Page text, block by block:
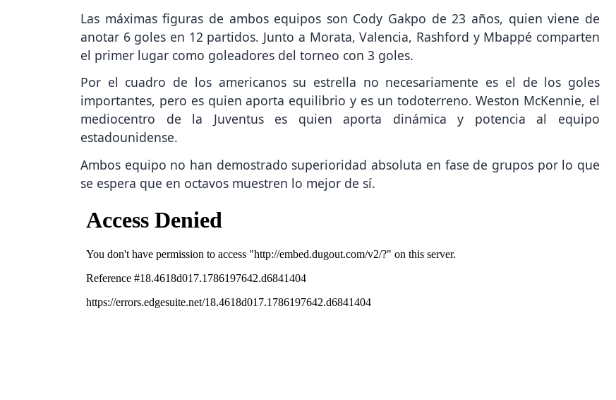
Las máximas figuras de ambos equipos son Cody Gakpo de 23 años, quien viene de
anotar 6 goles en 12 partidos. Junto a Morata, Valencia, Rashford y Mbappé comparten
el primer lugar como goleadores del torneo con 3 goles.
Por el cuadro de los americanos su estrella no necesariamente es el de los goles
importantes, pero es quien aporta equilibrio y es un todoterreno. Weston McKennie, el
mediocentro de la Juventus es quien aporta dinámica y potencia al equipo
estadounidense.
Ambos equipo no han demostrado superioridad absoluta en fase de grupos por lo que
se espera que en octavos muestren lo mejor de sí.